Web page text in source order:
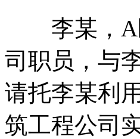
李某，A
司职员，与
请托李某利
筑工程公司